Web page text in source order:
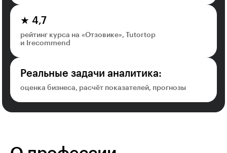
★ 4,7
рейтинг курса на «Отзовике», Tutortop
и Irecommend
Реальные задачи аналитика:
оценка бизнеса, расчёт показателей, прогнозы